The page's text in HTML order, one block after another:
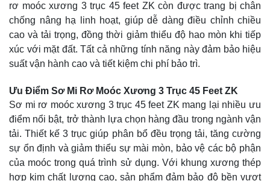
rơ moóc xương 3 trục 45 feet ZK còn được trang bị chân
chống nâng hạ linh hoạt, giúp dễ dàng điều chỉnh chiều
cao và tải trọng, đồng thời giảm thiểu độ hao mòn khi tiếp
xúc với mặt đất. Tất cả những tính năng này đảm bảo hiệu
suất vận hành cao và tiết kiệm chi phí bảo trì.
Ưu Điểm Sơ Mi Rơ Moóc Xương 3 Trục 45 Feet ZK
Sơ mi rơ moóc xương 3 trục 45 feet ZK mang lại nhiều ưu
điểm nổi bật, trở thành lựa chọn hàng đầu trong ngành vận
tải. Thiết kế 3 trục giúp phân bổ đều trọng tải, tăng cường
sự ổn định và giảm thiểu sự mài mòn, bảo vệ các bộ phận
của moóc trong quá trình sử dụng. Với khung xương thép
hợp kim chất lượng cao, sản phẩm đảm bảo độ bền vượt